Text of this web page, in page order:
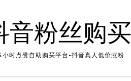
音粉丝购买
时点赞自助购买平台-抖音真人低价涨粉